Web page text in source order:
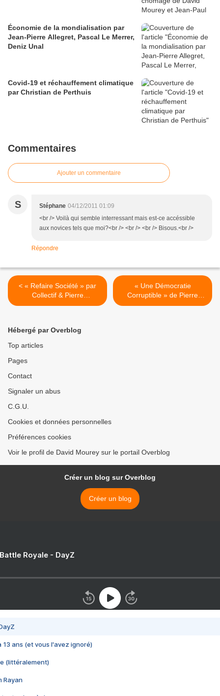
Économie de la mondialisation par
Jean-Pierre Allegret, Pascal Le Merrer,
Deniz Unal
Covid-19 et réchauffement climatique
par Christian de Perthuis
Commentaires
Ajouter un commentaire
S Stéphane 04/12/2011 01:09
<br /> Voilà qui semble interressant mais est-ce accéssible
aux novices tels que moi?<br /> <br /> <br /> Bisous.<br />
Répondre
< « Refaire Société » par
Collectif & Pierre
ROSANVALLON
« Une Démocratie
Corruptible » de Pierre
LASCOUMES >
Hébergé par Overblog
Top articles
Pages
Contact
Signaler un abus
C.G.U.
Cookies et données personnelles
Préférences cookies
Voir le profil de David Mourey sur le portail Overblog
Créer un blog sur Overblog
Créer un blog
Royale - DayZ
13 ans (et vous l'avez ignoré)
(littéralement)
Rayan